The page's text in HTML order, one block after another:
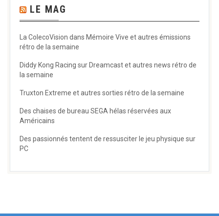
LE MAG
La ColecoVision dans Mémoire Vive et autres émissions
rétro de la semaine
Diddy Kong Racing sur Dreamcast et autres news rétro de
la semaine
Truxton Extreme et autres sorties rétro de la semaine
Des chaises de bureau SEGA hélas réservées aux
Américains
Des passionnés tentent de ressusciter le jeu physique sur
PC